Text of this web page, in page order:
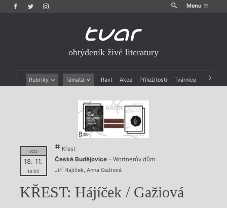
Menu
obtýdeník živé literatury
Rubriky Témata Ravt Akce Příležitosti Tvárnice Archiv
Rozhovory
Historie kolonialismu
Dokument
Výroční ceny
= 2022 =
18. 11.
18:00
Křest
České Budějovice– Wortnerův dům
Jiří Hájíček, Anna Gažiová
KŘEST: Hájíček / Gažiová